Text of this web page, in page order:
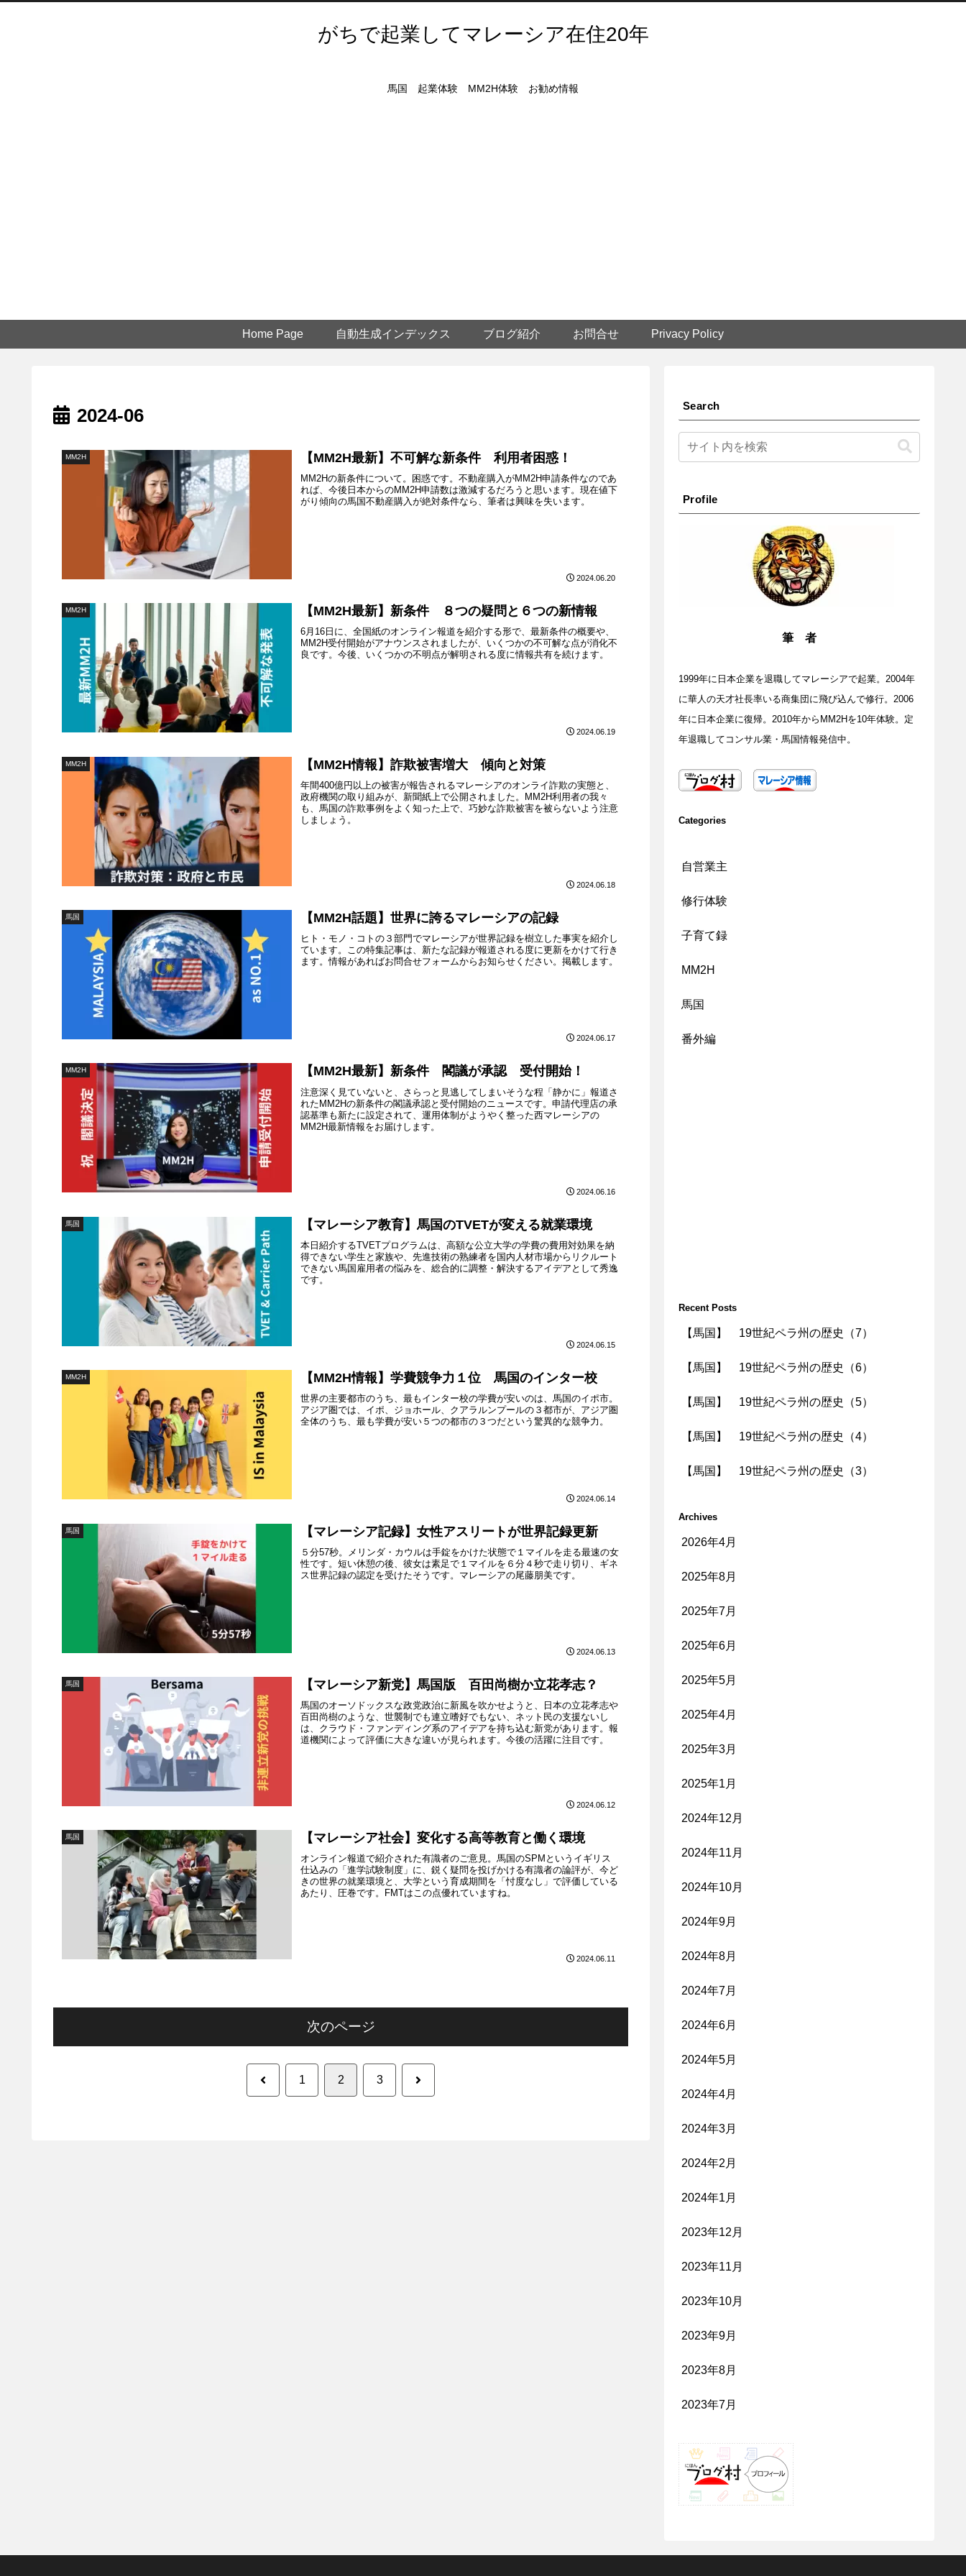
がちで起業してマレーシア在住20年
馬国 起業体験 MM2H体験 お勧め情報
Home Page 自動生成インデックス ブログ紹介 お問合せ Privacy Policy
2024-06
MM2H 【MM2H最新】不可解な新条件 利用者困惑！
MM2Hの新条件について。困惑です。不動産購入がMM2H申請条件なのであ
れば、今後日本からのMM2H申請数は激減するだろうと思います。現在値下
がり傾向の馬国不動産購入が絶対条件なら、筆者は興味を失います。
2024.06.20
MM2H 【MM2H最新】新条件 ８つの疑問と６つの新情報
6月16日に、全国紙のオンライン報道を紹介する形で、最新条件の概要や、
MM2H受付開始がアナウンスされましたが、いくつかの不可解な点が消化不
良です。今後、いくつかの不明点が解明される度に情報共有を続けます。
2024.06.19
MM2H 【MM2H情報】詐欺被害増大 傾向と対策
年間400億円以上の被害が報告されるマレーシアのオンライ詐欺の実態と、
政府機関の取り組みが、新聞紙上で公開されました。MM2H利用者の我々
も、馬国の詐欺事例をよく知った上で、巧妙な詐欺被害を被らないよう注意
しましょう。
2024.06.18
馬国 【MM2H話題】世界に誇るマレーシアの記録
ヒト・モノ・コトの３部門でマレーシアが世界記録を樹立した事実を紹介し
ています。この特集記事は、新たな記録が報道される度に更新をかけて行き
ます。情報があればお問合せフォームからお知らせください。掲載します。
2024.06.17
MM2H 【MM2H最新】新条件 閣議が承認 受付開始！
注意深く見ていないと、さらっと見逃してしまいそうな程「静かに」報道さ
れたMM2Hの新条件の閣議承認と受付開始のニュースです。申請代理店の承
認基準も新たに設定されて、運用体制がようやく整った西マレーシアの
MM2H最新情報をお届けします。
2024.06.16
馬国 【マレーシア教育】馬国のTVETが変える就業環境
本日紹介するTVETプログラムは、高額な公立大学の学費の費用対効果を納
得できない学生と家族や、先進技術の熟練者を国内人材市場からリクルート
できない馬国雇用者の悩みを、総合的に調整・解決するアイデアとして秀逸
です。
2024.06.15
MM2H 【MM2H情報】学費競争力１位 馬国のインター校
世界の主要都市のうち、最もインター校の学費が安いのは、馬国のイポ市。
アジア圏では、イポ、ジョホール、クアラルンプールの３都市が、アジア圏
全体のうち、最も学費が安い５つの都市の３つだという驚異的な競争力。
2024.06.14
馬国 【マレーシア記録】女性アスリートが世界記録更新
５分57秒。メリンダ・カウルは手錠をかけた状態で１マイルを走る最速の女
性です。短い休憩の後、彼女は素足で１マイルを６分４秒で走り切り、ギネ
ス世界記録の認定を受けたそうです。マレーシアの尾藤朋美です。
2024.06.13
馬国 【マレーシア新党】馬国版 百田尚樹か立花孝志？
馬国のオーソドックスな政党政治に新風を吹かせようと、日本の立花孝志や
百田尚樹のような、世襲制でも連立嗜好でもない、ネット民の支援ないし
は、クラウド・ファンディング系のアイデアを持ち込む新党があります。報
道機関によって評価に大きな違いが見られます。今後の活躍に注目です。
2024.06.12
馬国 【マレーシア社会】変化する高等教育と働く環境
オンライン報道で紹介された有識者のご意見。馬国のSPMというイギリス
仕込みの「進学試験制度」に、鋭く疑問を投げかける有識者の論評が、今ど
きの世界の就業環境と、大学という育成期間を「忖度なし」で評価している
あたり、圧巻です。FMTはこの点優れていますね。
2024.06.11
次のページ
前 1 2 3 次
Search
Profile
筆 者
1999年に日本企業を退職してマレーシアで起業。2004年
に華人の天才社長率いる商集団に飛び込んで修行。2006
年に日本企業に復帰。2010年からMM2Hを10年体験。定
年退職してコンサル業・馬国情報発信中。
Categories
自営業主
修行体験
子育て録
MM2H
馬国
番外編
Recent Posts
【馬国】 19世紀ペラ州の歴史（7）
【馬国】 19世紀ペラ州の歴史（6）
【馬国】 19世紀ペラ州の歴史（5）
【馬国】 19世紀ペラ州の歴史（4）
【馬国】 19世紀ペラ州の歴史（3）
Archives
2026年4月
2025年8月
2025年7月
2025年6月
2025年5月
2025年4月
2025年3月
2025年1月
2024年12月
2024年11月
2024年10月
2024年9月
2024年8月
2024年7月
2024年6月
2024年5月
2024年4月
2024年3月
2024年2月
2024年1月
2023年12月
2023年11月
2023年10月
2023年9月
2023年8月
2023年7月